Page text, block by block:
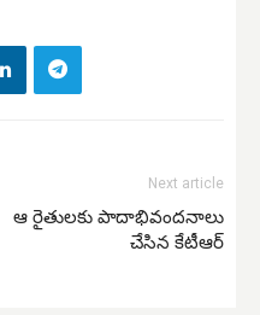
Next article
ఆ రైతులకు పాదాభివందనాలు
చేసిన కేటీఆర్